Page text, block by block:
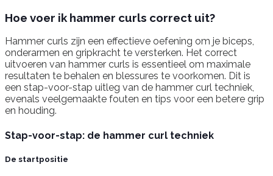
Hoe voer ik hammer curls correct uit?
Hammer curls zijn een effectieve oefening om je biceps,
onderarmen en gripkracht te versterken. Het correct
uitvoeren van hammer curls is essentieel om maximale
resultaten te behalen en blessures te voorkomen. Dit is
een stap-voor-stap uitleg van de hammer curl techniek,
evenals veelgemaakte fouten en tips voor een betere grip
en houding.
Stap-voor-stap: de hammer curl techniek
De startpositie